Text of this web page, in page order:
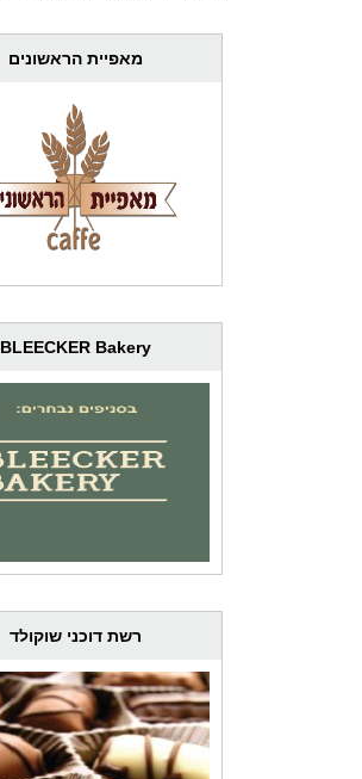
מאפיית הראשונים
BLEECKER Bakery
רשת דוכני שוקולד